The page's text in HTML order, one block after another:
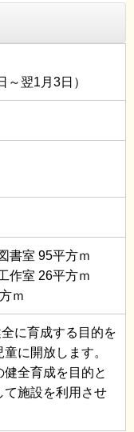
～翌1月3日）
書室 95平方ｍ
作室 26平方ｍ
ｍ
に育成する目的を
に開放します。
健全育成を目的と
て施設を利用させ